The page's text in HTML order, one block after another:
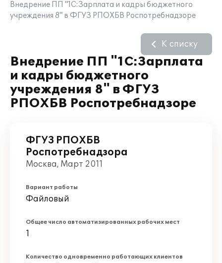
Внедрение ПП "1С:Зарплата и кадры бюджетного
учреждения 8" в ФГУЗ РПОХБВ Роспотребнадзоре
Внедрение ПП "1С:Зарплата
и кадры бюджетного
учреждения 8" в ФГУЗ
РПОХБВ Роспотребнадзоре
К списку
ФГУЗ РПОХБВ
Роспотребнадзора
Москва, Март 2011
Вариант работы
Файловый
Общее число автоматизированных рабочих мест
1
Количество одновременно работающих клиентов